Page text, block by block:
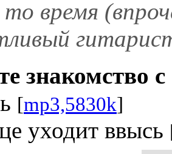
то время
знакомство с
[mp3,5830k]
уходит ввысь